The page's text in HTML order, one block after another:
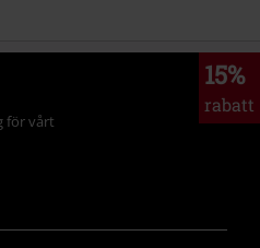
15%
rabatt
för vårt